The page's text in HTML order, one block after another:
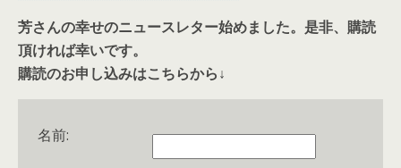
芳さんの幸せのニュースレター始めました。是非、購読
頂ければ幸いです。
購読のお申し込みはこちらから↓
名前: